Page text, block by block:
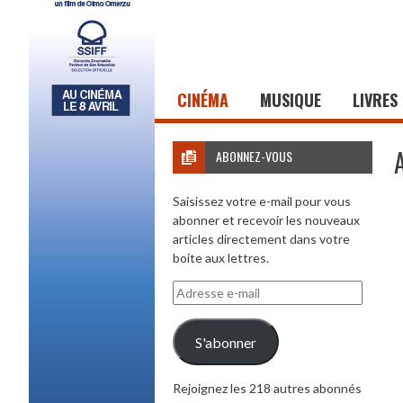
CINÉMA MUSIQUE LIVRES
ABONNEZ-VOUS
Saisissez votre e-mail pour vous
abonner et recevoir les nouveaux
articles directement dans votre
boite aux lettres.
Adresse
e-
mail
S'abonner
Rejoignez les 218 autres abonnés